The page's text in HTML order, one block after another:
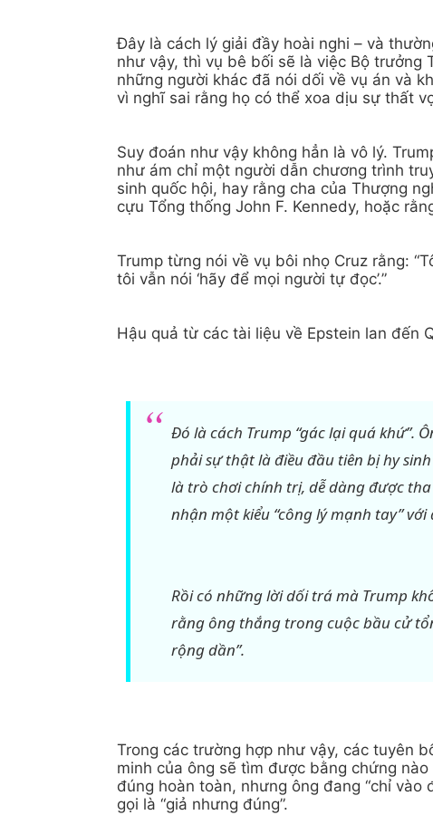
Đây là cách lý giải đầy hoài nghi – và
như vậy, thì vụ bê bối sẽ là việc Bộ trưởng
những người khác đã nói dối về vụ án và
vì nghĩ sai rằng họ có thể xoa dịu sự thất
Suy đoán như vậy không hẳn là vô lý.
như ám chỉ một người dẫn chương trình
sinh quốc hội, hay rằng cha của Thượng
cựu Tổng thống John F. Kennedy, hoặc
Trump từng nói về vụ bôi nhọ Cruz rằng:
tôi vẫn nói ‘hãy để mọi người tự đọc’.”
Hậu quả từ các tài liệu về Epstein lan đến
Đó là cách Trump “gác lại quá khứ”.
phải sự thật là điều đầu tiên bị hy
là trò chơi chính trị, dễ dàng được
nhận một kiểu “công lý mạnh tay” với
Rồi có những lời dối trá mà Trump
rằng ông thắng trong cuộc bầu cử
rộng dần”.
Trong các trường hợp như vậy, các tuyên
minh của ông sẽ tìm được bằng chứng
đúng hoàn toàn, nhưng ông đang “chỉ
gọi là “giả nhưng đúng”.